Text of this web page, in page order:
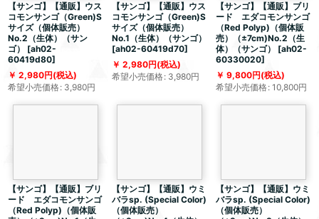
【サンゴ】【通販】ウス
コモンサンゴ（Green)S
サイズ（個体販売）
No.2（生体）（サン
ゴ）
[ah02-
60419d80]
2,980円(税込)
希望小売価格: 3,980円
【サンゴ】【通販】ウス
コモンサンゴ（Green)S
サイズ（個体販売）
No.1（生体）（サンゴ）
[ah02-60419d70]
2,980円(税込)
希望小売価格: 3,980円
【サンゴ】【通販】ブリ
ード エダコモンサンゴ
（Red Polyp)（個体販
売）（±7cm)No.2（生
体）（サンゴ）
[ah02-
60330020]
9,800円(税込)
希望小売価格: 10,800円
【サンゴ】【通販】ブリ
ード エダコモンサンゴ
（Red Polyp)（個体販
【サンゴ】【通販】ウミ
バラsp. (Special Color)
（個体販売）
【サンゴ】【通販】ウミ
バラsp. (Special Color)
（個体販売）